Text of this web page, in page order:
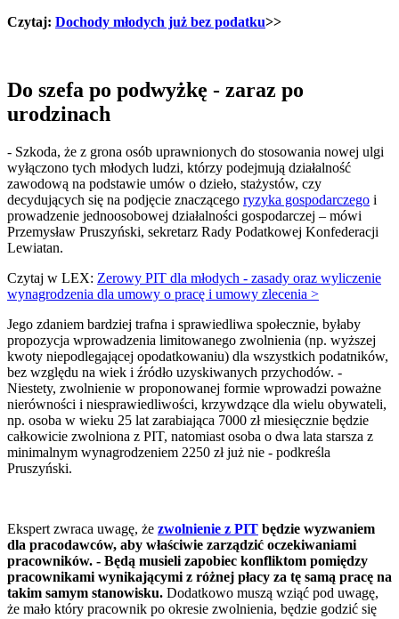
Czytaj: Dochody młodych już bez podatku>>
Do szefa po podwyżkę - zaraz po
urodzinach
- Szkoda, że z grona osób uprawnionych do stosowania nowej ulgi
wyłączono tych młodych ludzi, którzy podejmują działalność
zawodową na podstawie umów o dzieło, stażystów, czy
decydujących się na podjęcie znaczącego ryzyka gospodarczego i
prowadzenie jednoosobowej działalności gospodarczej – mówi
Przemysław Pruszyński, sekretarz Rady Podatkowej Konfederacji
Lewiatan.
Czytaj w LEX: Zerowy PIT dla młodych - zasady oraz wyliczenie
wynagrodzenia dla umowy o pracę i umowy zlecenia >
Jego zdaniem bardziej trafna i sprawiedliwa społecznie, byłaby
propozycja wprowadzenia limitowanego zwolnienia (np. wyższej
kwoty niepodlegającej opodatkowaniu) dla wszystkich podatników,
bez względu na wiek i źródło uzyskiwanych przychodów. -
Niestety, zwolnienie w proponowanej formie wprowadzi poważne
nierówności i niesprawiedliwości, krzywdzące dla wielu obywateli,
np. osoba w wieku 25 lat zarabiająca 7000 zł miesięcznie będzie
całkowicie zwolniona z PIT, natomiast osoba o dwa lata starsza z
minimalnym wynagrodzeniem 2250 zł już nie - podkreśla
Pruszyński.
Ekspert zwraca uwagę, że zwolnienie z PIT będzie wyzwaniem
dla pracodawców, aby właściwie zarządzić oczekiwaniami
pracowników. - Będą musieli zapobiec konfliktom pomiędzy
pracownikami wynikającymi z różnej płacy za tę samą pracę na
takim samym stanowisku. Dodatkowo muszą wziąć pod uwagę,
że mało który pracownik po okresie zwolnienia, będzie godzić się